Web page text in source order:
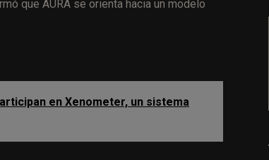
que AURA se orienta hacia un modelo
en Xenometer, un sistema